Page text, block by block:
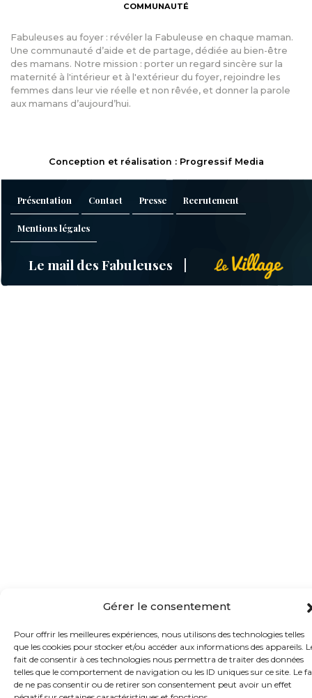
Gérer le consentement
Pour offrir les meilleures expériences, nous utilisons des technologies telles
que les cookies pour stocker et/ou accéder aux informations des appareils.
fait de consentir à ces technologies nous permettra de traiter des données
telles que le comportement de navigation ou les ID uniques sur ce site. Le
de ne pas consentir ou de retirer son consentement peut avoir un effet
COMMUNAUTÉ
Fabuleuses au foyer : révéler la Fabuleuse en chaque maman.
Une communauté d’aide et de partage, dédiée au bien-être
des mamans. Notre mission : porter un regard sincère sur la
maternité à l'intérieur et à l'extérieur du foyer, rejoindre les
femmes dans leur vie réelle et non rêvée, et donner la parole
aux mamans d’aujourd’hui.
Conception et réalisation : Progressif Media
Présentation Contact Presse Recrutement
Mentions légales
Le mail des Fabuleuses